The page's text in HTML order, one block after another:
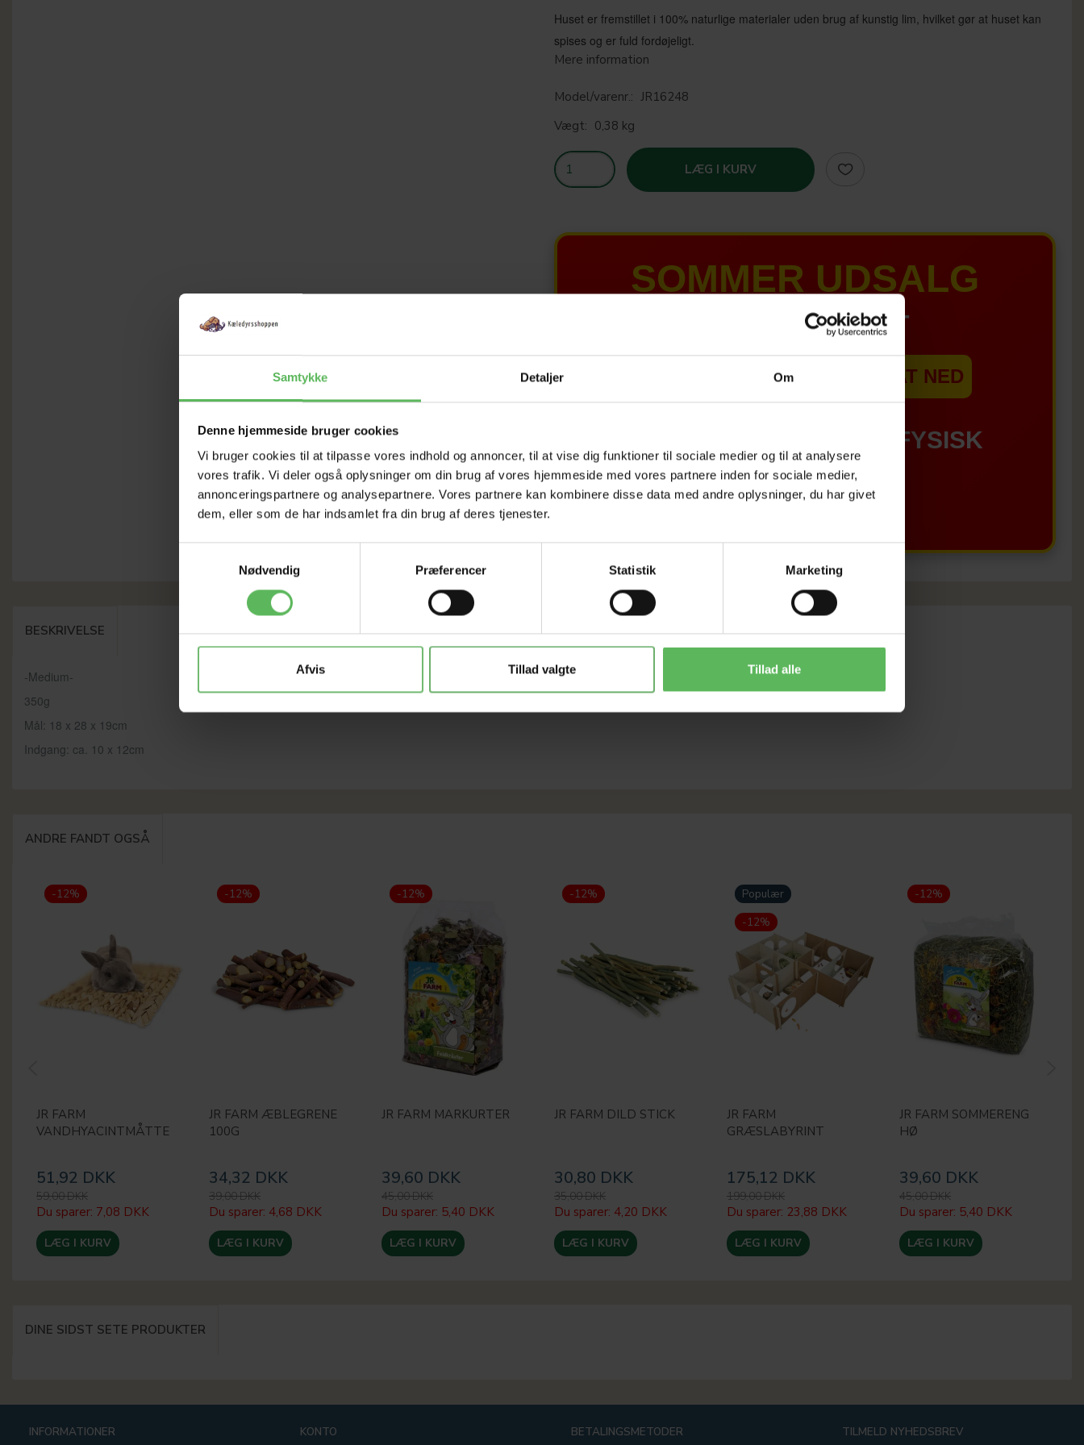
Samtykke Detaljer Om
Denne hjemmeside bruger cookies
Vi bruger cookies til at tilpasse vores indhold og annoncer, til at vise dig funktioner til sociale medier og til at analysere
vores trafik. Vi deler også oplysninger om din brug af vores hjemmeside med vores partnere inden for sociale medier,
annonceringspartnere og analysepartnere. Vores partnere kan kombinere disse data med andre oplysninger, du har givet
dem, eller som de har indsamlet fra din brug af deres tjenester.
Nødvendig
Præferencer Statistik Marketing
Afvis Tillad valgte Tillad alle
Huset er fremstillet i 100% naturlige materialer uden brug af kunstig lim, hvilket gør at huset kan
spises og er fuld fordøjeligt.
Mere information
Model/varenr.: JR16248
Vægt: 0,38 kg
LÆG I KURV
SOMMER UDSALG
TIL D. 8 AUGUST
HELE WEBSHOPPEN ER SAT NED
Tilbud GÆLDER IKKE I FYSISK
BUTIKKERE
BESKRIVELSE
-Medium-
350g
Mål: 18 x 28 x 19cm
Indgang: ca. 10 x 12cm
ANDRE FANDT OGSÅ
-12%
JR FARM
VANDHYACINTMÅTTE
51,92 DKK
59,00 DKK
Du sparer: 7,08 DKK
LÆG I KURV
-12%
JR FARM ÆBLEGRENE
100G
34,32 DKK
39,00 DKK
Du sparer: 4,68 DKK
LÆG I KURV
-12%
JR FARM MARKURTER
39,60 DKK
45,00 DKK
Du sparer: 5,40 DKK
LÆG I KURV
-12%
JR FARM DILD STICK
30,80 DKK
35,00 DKK
Du sparer: 4,20 DKK
LÆG I KURV
Populær
-12%
JR FARM
GRÆSLABYRINT
175,12 DKK
199,00 DKK
Du sparer: 23,88 DKK
LÆG I KURV
-12%
JR FARM SOMMERENG
HØ
39,60 DKK
45,00 DKK
Du sparer: 5,40 DKK
LÆG I KURV
DINE SIDST SETE PRODUKTER
INFORMATIONER KONTO BETALINGSMETODER TILMELD NYHEDSBREV